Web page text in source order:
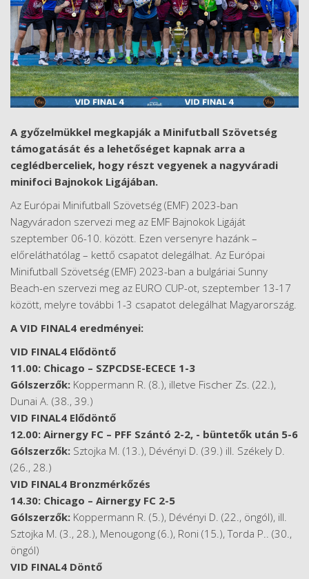
A győzelmükkel megkapják a Minifutball Szövetség
támogatását és a lehetőséget kapnak arra a
ceglédberceliek, hogy részt vegyenek a nagyváradi
minifoci Bajnokok Ligájában.
Az Európai Minifutball Szövetség (EMF) 2023-ban
Nagyváradon szervezi meg az EMF Bajnokok Ligáját
szeptember 06-10. között. Ezen versenyre hazánk –
előreláthatólag – kettő csapatot delegálhat. Az Európai
Minifutball Szövetség (EMF) 2023-ban a bulgáriai Sunny
Beach-en szervezi meg az EURO CUP-ot, szeptember 13-17
között, melyre további 1-3 csapatot delegálhat Magyarország.
A VID FINAL4 eredményei:
VID FINAL4 Elődöntő
11.00: Chicago – SZPCDSE-ECECE 1-3
Gólszerzők: Koppermann R. (8.), illetve Fischer Zs. (22.),
Dunai A. (38., 39.)
VID FINAL4 Elődöntő
12.00: Airnergy FC – PFF Szántó 2-2, - büntetők után 5-6
Gólszerzők: Sztojka M. (13.), Dévényi D. (39.) ill. Székely D.
(26., 28.)
VID FINAL4 Bronzmérkőzés
14.30: Chicago – Airnergy FC 2-5
Gólszerzők: Koppermann R. (5.), Dévényi D. (22., öngól), ill.
Sztojka M. (3., 28.), Menougong (6.), Roni (15.), Torda P.. (30.,
öngól)
VID FINAL4 Döntő